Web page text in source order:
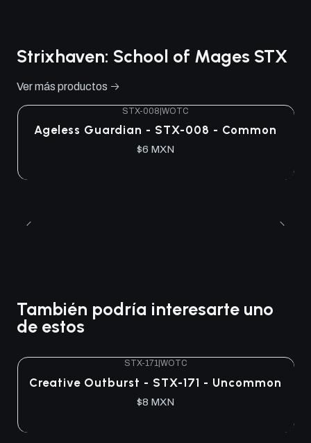
Strixhaven: School of Mages STX
Ver más productos
STX-008 WOTC
Ageless Guardian - STX-008 - Common
$6 MXN
También podría interesarte uno
de estos
STX-171| WOTC
Creative Outburst - STX-171 - Uncommon
$8 MXN